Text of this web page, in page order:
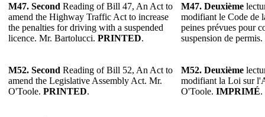
M47. Second Reading of Bill 47, An Act to
amend the Highway Traffic Act to increase
the penalties for driving with a suspended
licence. Mr. Bartolucci. PRINTED.
M47. Deuxième
modifiant le Code de
peines prévues pour
suspension de
M52. Second Reading of Bill 52, An Act to
amend the Legislative Assembly Act. Mr.
O'Toole. PRINTED.
M52. Deuxième
modifiant la Loi sur
O'Toole. IMPRIMÉ.